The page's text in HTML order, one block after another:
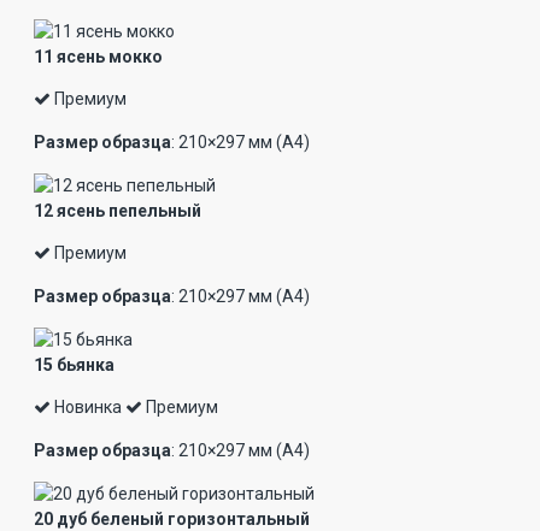
11 ясень мокко
Премиум
Размер образца: 210×297 мм (А4)
12 ясень пепельный
Премиум
Размер образца: 210×297 мм (А4)
15 бьянка
Новинка Премиум
Размер образца: 210×297 мм (А4)
20 дуб беленый горизонтальный